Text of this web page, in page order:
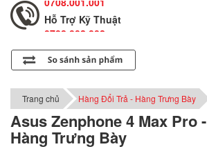
Hỗ Trợ Kỹ Thuật
0708.002.002
0708.001.001
Trang chủ Hàng Đổi Trả - Hàng Trưng Bày
Asus Zenphone 4 Max Pro -
Hàng Trưng Bày